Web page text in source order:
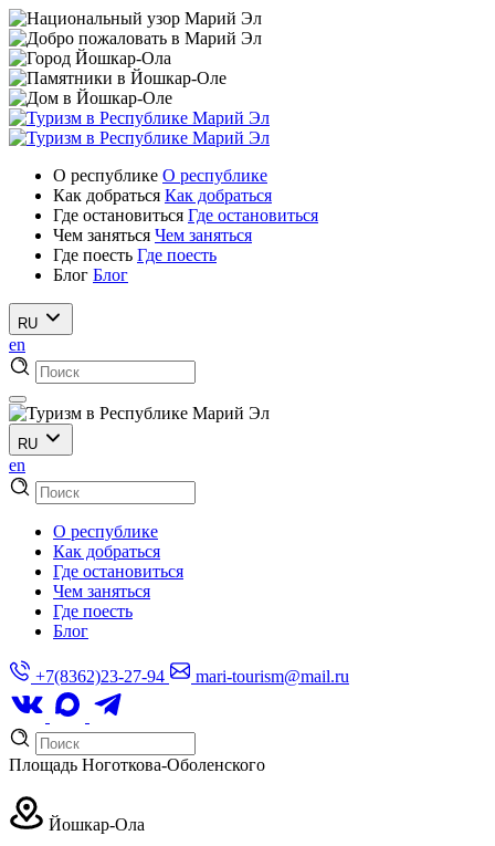
О республике О республике
Как добраться Как добраться
Где остановиться Где остановиться
Чем заняться Чем заняться
Где поесть Где поесть
Блог Блог
RU
en
RU
en
О республике
Как добраться
Где остановиться
Чем заняться
Где поесть
Блог
+7(8362)23-27-94 mari-tourism@mail.ru
Площадь Ноготкова-Оболенского
Йошкар-Ола